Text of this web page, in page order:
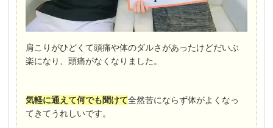
肩こりがひどくて頭痛や体のダルさがあったけどだいぶ
楽になり、頭痛がなくなりました。
気軽に通えて何でも聞けて全然苦にならず体がよくなっ
てきてうれしいです。